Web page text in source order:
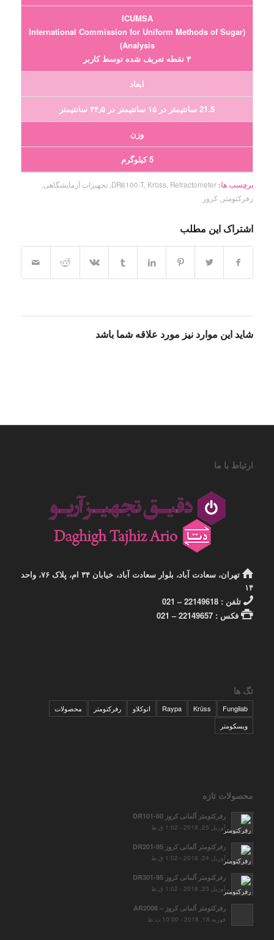
ICUMSA
(International Commission for Uniform Methods of Sugar
Analysis)
۳ نقطه تعریف شده توسط کاربر
ابعاد
21.5 سانتیمتر در ۱۵ سانتیمتر در ۳۴٫۵ سانتیمتر
وزن
5 کیلوگرم
برچسب ها: DR6100-T, Krüss, Refractometer
, تجهیزات آزمایشگاهی,
رفرکتومتر , کروز
اشتراک این مطلب
شاید این موارد نیز مورد علاقه شما باشد
ارتباط با ما
تهران، سعادت آباد، بلوار سعادت آباد، خیابان ۳۴ ام، پلاک ۷۶، واحد
۱۴
تلفن : 22149618 – 021
فکس : 22149657 – 021
تگ ها
Fungilab
Krüss
Raypa اتوکلاو رفرکتومتر
محصولات
ویسکومتر
محصولات تازه
رفرکتومتر آلمانی کروز DR101-60
آوریل 25, 2018 - 1:02 ق.ظ
رفرکتومتر آلمانی کروز DR201-95
آوریل 24, 2018 - 1:02 ق.ظ
رفرکتومتر آلمانی کروز DR301-95
آوریل 23, 2018 - 1:02 ق.ظ
رفرکتومتر آلمانی کروز – AR2008
فوریه 18, 2018 - 10:00 ب.ظ